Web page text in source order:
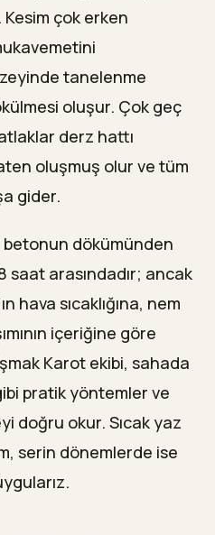
Kesim çok erken
tanelenme
oluşur. Çok geç
derz hattı
oluşmuş olur ve tüm
gider.
dökümünden
saat arasındadır; ancak
hava sıcaklığına, nem
içeriğine göre
Karot ekibi, sahada
pratik yöntemler ve
doğru okur. Sıcak yaz
serin dönemlerde ise